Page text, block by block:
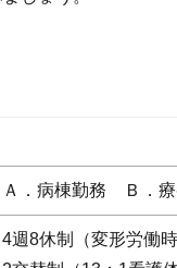
Ａ．病棟勤務 Ｂ．
4週8休制（変形労